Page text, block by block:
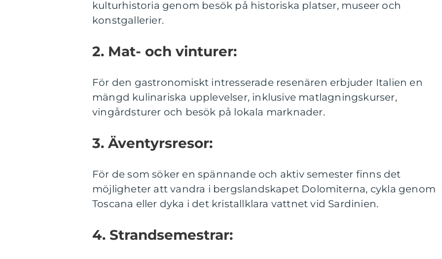
kulturhistoria genom besök på historiska platser, museer och
konstgallerier.
2. Mat- och vinturer:
För den gastronomiskt intresserade resenären erbjuder Italien en
mängd kulinariska upplevelser, inklusive matlagningskurser,
vingårdsturer och besök på lokala marknader.
3. Äventyrsresor:
För de som söker en spännande och aktiv semester finns det
möjligheter att vandra i bergslandskapet Dolomiterna, cykla genom
Toscana eller dyka i det kristallklara vattnet vid Sardinien.
4. Strandsemestrar: